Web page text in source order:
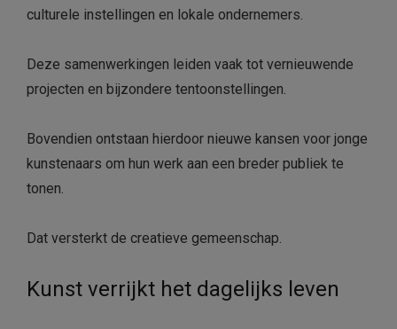
culturele instellingen en lokale ondernemers.
Deze samenwerkingen leiden vaak tot vernieuwende
projecten en bijzondere tentoonstellingen.
Bovendien ontstaan hierdoor nieuwe kansen voor jonge
kunstenaars om hun werk aan een breder publiek te
tonen.
Dat versterkt de creatieve gemeenschap.
Kunst verrijkt het dagelijks leven